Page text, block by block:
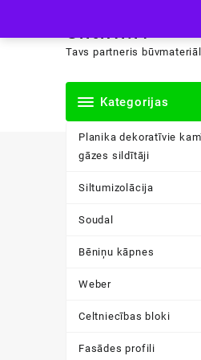
content
siltini.lv
Tavs partneris
Kategorijas
Planika dekoratīvie
gāzes sildītāji
Siltumizolācija
Soudal
Bēniņu kāpnes
Weber
Celtniecības bloki
Fasādes profili